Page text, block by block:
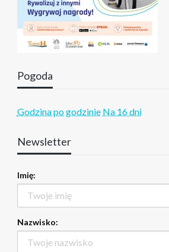
Pogoda
Godzina po godzinie Na 16 dni
Newsletter
Imię:
Nazwisko: